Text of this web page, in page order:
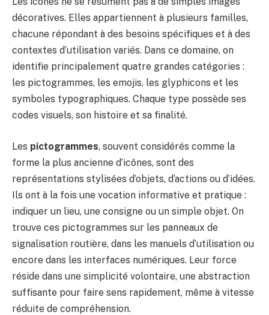
décoratives. Elles appartiennent à plusieurs familles,
chacune répondant à des besoins spécifiques et à des
contextes d’utilisation variés. Dans ce domaine, on
identifie principalement quatre grandes catégories :
les pictogrammes, les emojis, les glyphicons et les
symboles typographiques. Chaque type possède ses
codes visuels, son histoire et sa finalité.
Les pictogrammes, souvent considérés comme la
forme la plus ancienne d’icônes, sont des
représentations stylisées d’objets, d’actions ou d’idées.
Ils ont à la fois une vocation informative et pratique :
indiquer un lieu, une consigne ou un simple objet. On
trouve ces pictogrammes sur les panneaux de
signalisation routière, dans les manuels d’utilisation ou
encore dans les interfaces numériques. Leur force
réside dans une simplicité volontaire, une abstraction
suffisante pour faire sens rapidement, même à vitesse
réduite de compréhension.